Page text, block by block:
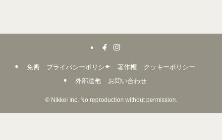
免責 プライバシーポリシー 著作権
クッキーポリシー
外部送信
お問い合わせ
©Nikkei Inc. No reproduction without permission.